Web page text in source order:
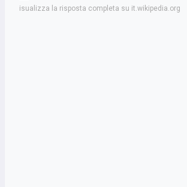
isualizza la risposta completa su it.wikipedia.org